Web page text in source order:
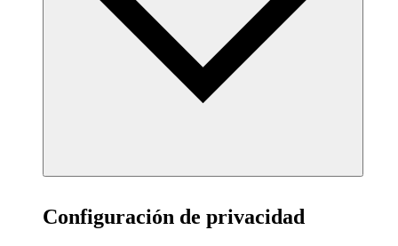
Configuración de privacidad